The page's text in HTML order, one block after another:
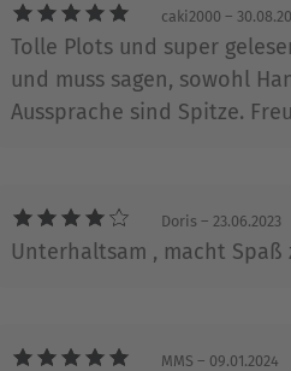
Holger Karsten Schmidt
lebt und arbeitet bei
caki2000 –
Tolle Plots und super
und muss sagen, sowohl
Aussprache sind Spitze.
Doris – 23.06.2023
Unterhaltsam , macht Spaß
MMS – 09.01.2024